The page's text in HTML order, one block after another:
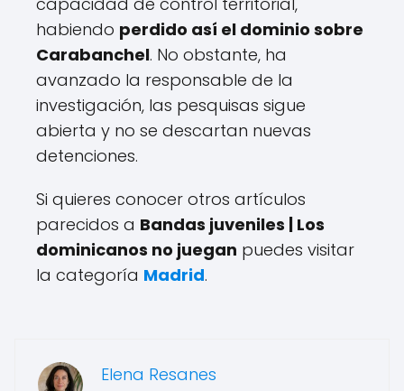
habiendo perdido así el dominio sobre
Carabanchel. No obstante, ha
avanzado la responsable de la
investigación, las pesquisas sigue
abierta y no se descartan nuevas
detenciones.
Si quieres conocer otros artículos
parecidos a Bandas juveniles | Los
dominicanos no juegan puedes visitar
la categoría Madrid.
Elena Resanes